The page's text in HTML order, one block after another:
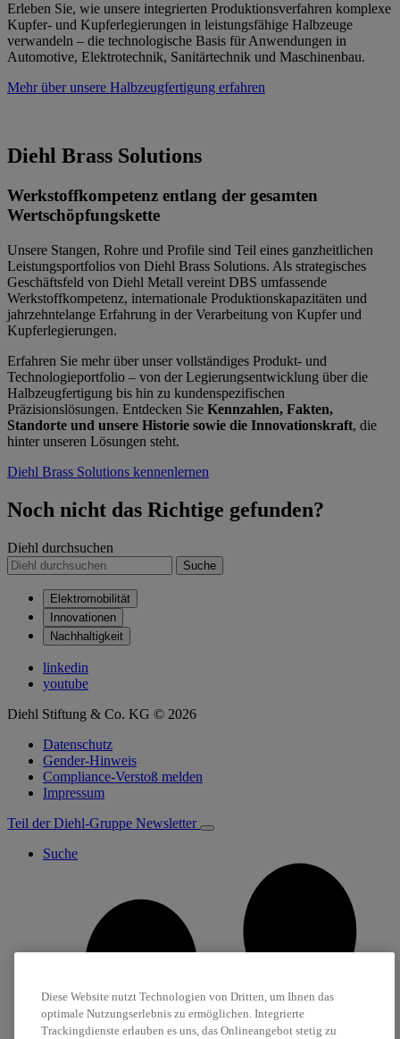
Erleben Sie, wie unsere integrierten Produktionsverfahren komplexe
Kupfer- und Kupferlegierungen in leistungsfähige Halbzeuge
verwandeln – die technologische Basis für Anwendungen in
Automotive, Elektrotechnik, Sanitärtechnik und Maschinenbau.
Mehr über unsere Halbzeugfertigung erfahren
Diehl Brass Solutions
Werkstoffkompetenz entlang der gesamten
Wertschöpfungskette
Unsere Stangen, Rohre und Profile sind Teil eines ganzheitlichen
Leistungsportfolios von Diehl Brass Solutions. Als strategisches
Geschäftsfeld von Diehl Metall vereint DBS umfassende
Werkstoffkompetenz, internationale Produktionskapazitäten und
jahrzehntelange Erfahrung in der Verarbeitung von Kupfer und
Kupferlegierungen.
Erfahren Sie mehr über unser vollständiges Produkt- und
Technologieportfolio – von der Legierungsentwicklung über die
Halbzeugfertigung bis hin zu kundenspezifischen
Präzisionslösungen. Entdecken Sie Kennzahlen, Fakten,
Standorte und unsere Historie sowie die Innovationskraft, die
hinter unseren Lösungen steht.
Diehl Brass Solutions kennenlernen
Noch nicht das Richtige gefunden?
Diehl durchsuchen
Suche
Elektromobilität
Innovationen
Nachhaltigkeit
linkedin
youtube
Diehl Stiftung & Co. KG © 2026
Datenschutz
Gender-Hinweis
Compliance-Verstoß melden
Impressum
Teil der Diehl-Gruppe Newsletter
Suche
Diese Website nutzt Technologien von Dritten, um Ihnen das
optimale Nutzungserlebnis zu ermöglichen. Integrierte
Trackingdienste erlauben es uns, das Onlineangebot stetig zu